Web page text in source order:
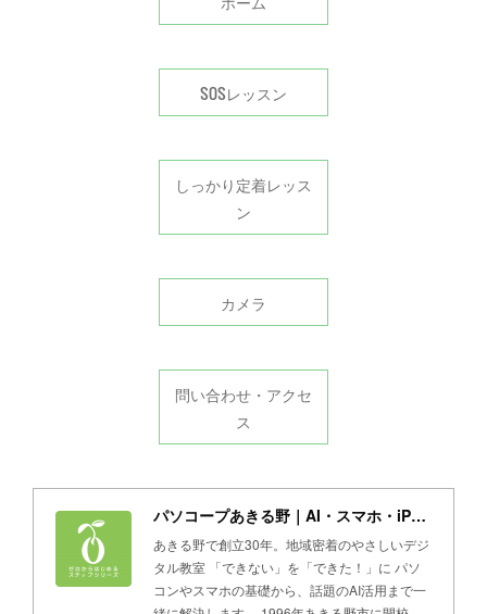
SOSレッスン
しっかり定着レッス
ン
カメラ
問い合わせ・アクセ
ス
パソコープあきる野｜AI・スマホ・iPad・パソコン教室
あきる野で創立30年。地域密着のやさしいデジ
タル教室 「できない」を「できた！」に パソ
コンやスマホの基礎から、話題のAI活用まで一